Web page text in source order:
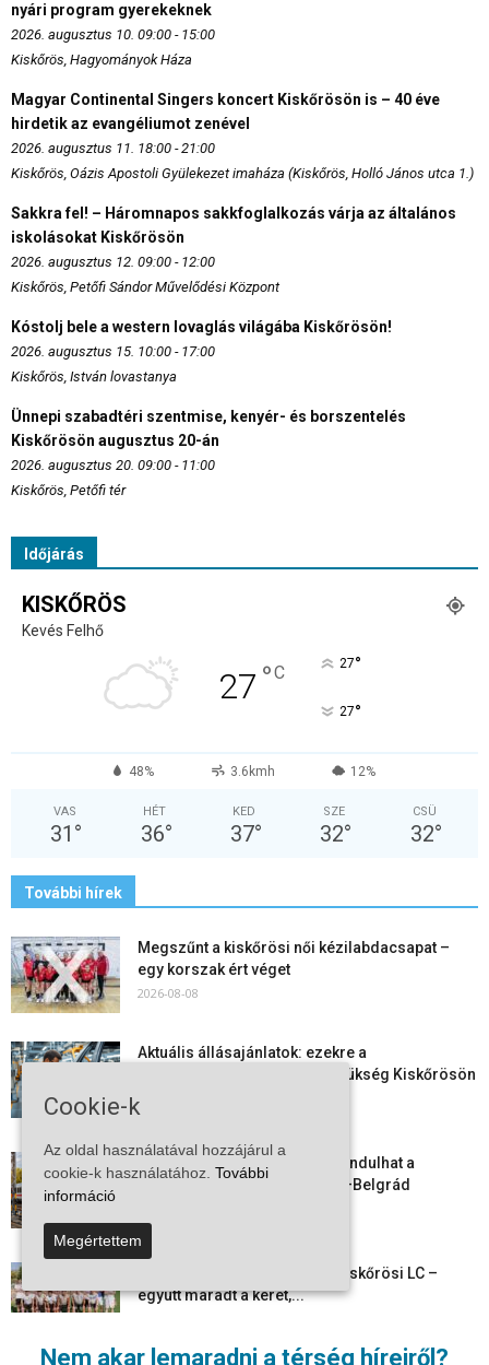
Nem akar lemaradni a térség híreiről?
nyári program gyerekeknek
2026. augusztus 10. 09:00 - 15:00
Kiskőrös, Hagyományok Háza
Magyar Continental Singers koncert Kiskőrösön is – 40 éve
hirdetik az evangéliumot zenével
2026. augusztus 11. 18:00 - 21:00
Kiskőrös, Oázis Apostoli Gyülekezet imaháza (Kiskőrös, Holló János utca 1.)
Sakkra fel! – Háromnapos sakkfoglalkozás várja az általános
iskolásokat Kiskőrösön
2026. augusztus 12. 09:00 - 12:00
Kiskőrös, Petőfi Sándor Művelődési Központ
Kóstolj bele a western lovaglás világába Kiskőrösön!
2026. augusztus 15. 10:00 - 17:00
Kiskőrös, István lovastanya
Ünnepi szabadtéri szentmise, kenyér- és borszentelés
Kiskőrösön augusztus 20-án
2026. augusztus 20. 09:00 - 11:00
Kiskőrös, Petőfi tér
Időjárás
KISKŐRÖS
Kevés Felhő
27 °C 27°
27°
48% 3.6kmh 12%
VAS
31 °
HÉT
36°
KED
37°
SZE
32°
CSÜ
32°
További hírek
Megszűnt a kiskőrösi női kézilabdacsapat –
egy korszak ért véget
2026-08-08
Aktuális állásajánlatok: ezekre a
munkavállalókra van most szükség Kiskőrösön
2026-08-07
Vitézy Dávid: már ősszel újraindulhat a
személyszállítás a Budapest–Belgrád
2026-08-06
Megkezdte a felkészülést a Kiskőrösi LC –
együtt maradt a keret,...
Cookie-k
Az oldal használatával hozzájárul a
cookie-k használatához. További
információ
Megértettem